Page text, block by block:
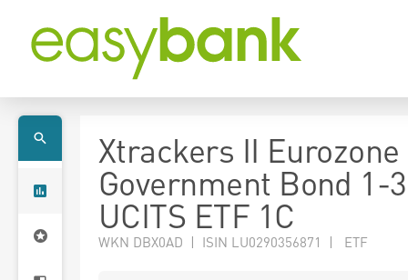
Xtrackers II Eurozone
Government Bond 1-3
UCITS ETF 1C
WKN DBX0AD | ISIN LU0290356871 | ETF